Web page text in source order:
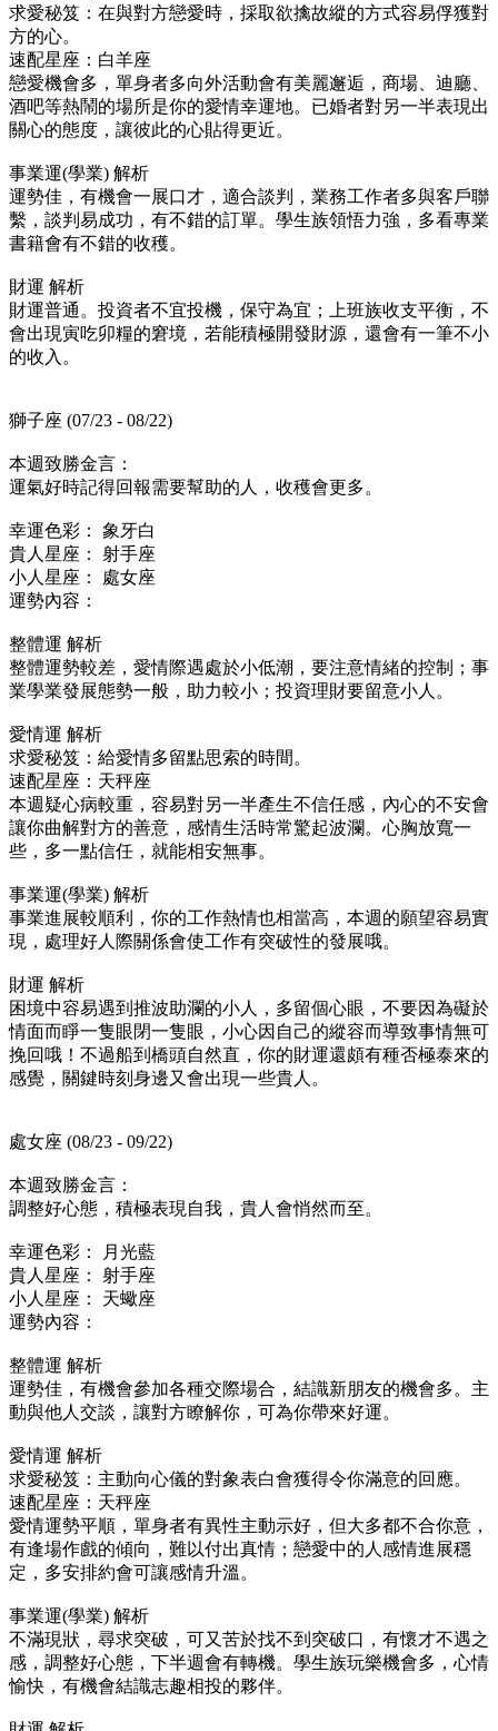
求愛秘笈：在與對方戀愛時，採取欲擒故縱的方式容易俘獲對
方的心。
速配星座：白羊座
戀愛機會多，單身者多向外活動會有美麗邂逅，商場、迪廳、
酒吧等熱鬧的場所是你的愛情幸運地。已婚者對另一半表現出
關心的態度，讓彼此的心貼得更近。
事業運(學業) 解析
運勢佳，有機會一展口才，適合談判，業務工作者多與客戶聯
繫，談判易成功，有不錯的訂單。學生族領悟力強，多看專業
書籍會有不錯的收穫。
財運 解析
財運普通。投資者不宜投機，保守為宜；上班族收支平衡，不
會出現寅吃卯糧的窘境，若能積極開發財源，還會有一筆不小
的收入。
獅子座 (07/23 - 08/22)
本週致勝金言：
運氣好時記得回報需要幫助的人，收穫會更多。
幸運色彩： 象牙白
貴人星座： 射手座
小人星座： 處女座
運勢內容：
整體運 解析
整體運勢較差，愛情際遇處於小低潮，要注意情緒的控制；事
業學業發展態勢一般，助力較小；投資理財要留意小人。
愛情運 解析
求愛秘笈：給愛情多留點思索的時間。
速配星座：天秤座
本週疑心病較重，容易對另一半產生不信任感，內心的不安會
讓你曲解對方的善意，感情生活時常驚起波瀾。心胸放寬一
些，多一點信任，就能相安無事。
事業運(學業) 解析
事業進展較順利，你的工作熱情也相當高，本週的願望容易實
現，處理好人際關係會使工作有突破性的發展哦。
財運 解析
困境中容易遇到推波助瀾的小人，多留個心眼，不要因為礙於
情面而睜一隻眼閉一隻眼，小心因自己的縱容而導致事情無可
挽回哦！不過船到橋頭自然直，你的財運還頗有種否極泰來的
感覺，關鍵時刻身邊又會出現一些貴人。
處女座 (08/23 - 09/22)
本週致勝金言：
調整好心態，積極表現自我，貴人會悄然而至。
幸運色彩： 月光藍
貴人星座： 射手座
小人星座： 天蠍座
運勢內容：
整體運 解析
運勢佳，有機會參加各種交際場合，結識新朋友的機會多。主
動與他人交談，讓對方瞭解你，可為你帶來好運。
愛情運 解析
求愛秘笈：主動向心儀的對象表白會獲得令你滿意的回應。
速配星座：天秤座
愛情運勢平順，單身者有異性主動示好，但大多都不合你意，
有逢場作戲的傾向，難以付出真情；戀愛中的人感情進展穩
定，多安排約會可讓感情升溫。
事業運(學業) 解析
不滿現狀，尋求突破，可又苦於找不到突破口，有懷才不遇之
感，調整好心態，下半週會有轉機。學生族玩樂機會多，心情
愉快，有機會結識志趣相投的夥伴。